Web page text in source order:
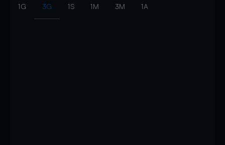
1G 3G 1S 1M 3M 1A